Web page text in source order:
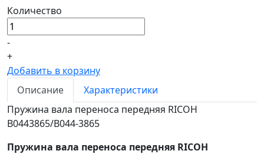
Количество
-
+
Добавить в корзину
Описание
Характеристики
Пружина вала переноса передняя RICOH
B0443865/B044-3865
Пружина вала переноса передняя RICOH